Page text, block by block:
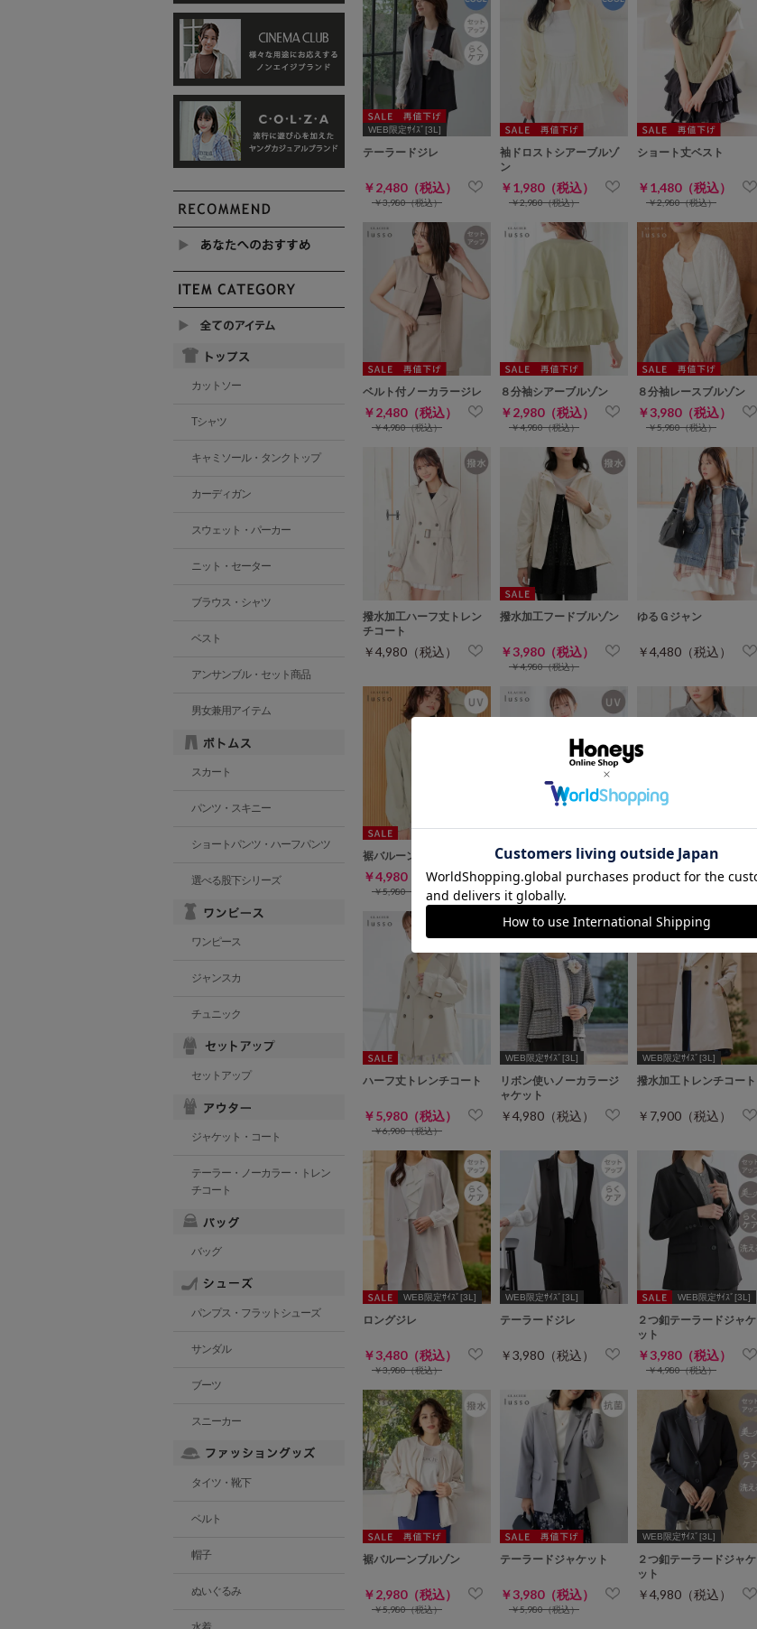
WEB限定ｻｲｽﾞ[3L]
テーラードジレ
￥2,480（税込）
￥3,980（税込）
袖ドロストシアーブルゾ
ン
￥1,980（税込）
￥2,980（税込）
ショート丈ベスト
￥1,480（税込）
￥2,980（税込）
ベルト付ノーカラージレ
￥2,480（税込）
￥4,980（税込）
８分袖シアーブルゾン
￥2,980（税込）
￥4,980（税込）
８分袖レースブルゾン
￥3,980（税込）
￥5,980（税込）
撥水加工ハーフ丈トレン
チコート
￥4,980（税込）
撥水加工フードブルゾン
￥3,980（税込）
￥4,980（税込）
ゆるＧジャン
￥4,480（税込）
裾バルーンブルゾン
￥4,980（税込）
￥5,980（税込）
撥水加工フードブルゾン
￥6,900（税込）
￥7,900（税込）
ショート丈Ｇジャン
￥3,980（税込）
ハーフ丈トレンチコート
￥5,980（税込）
￥6,900（税込）
WEB限定ｻｲｽﾞ[3L]
リボン使いノーカラージ
ャケット
￥4,980（税込）
WEB限定ｻｲｽﾞ[3L]
撥水加工トレンチコート
￥7,900（税込）
WEB限定ｻｲｽﾞ[3L]
ロングジレ
￥3,480（税込）
￥3,980（税込）
WEB限定ｻｲｽﾞ[3L]
テーラードジレ
￥3,980（税込）
WEB限定ｻｲｽﾞ[3L]
２つ釦テーラードジャケ
ット
￥3,980（税込）
￥4,980（税込）
裾バルーンブルゾン
￥2,980（税込）
￥5,980（税込）
テーラードジャケット
￥3,980（税込）
￥5,980（税込）
WEB限定ｻｲｽﾞ[3L]
２つ釦テーラードジャケ
ット
￥4,980（税込）
カットソー
Tシャツ
キャミソール・タンクトップ
カーディガン
スウェット・パーカー
ニット・セーター
ブラウス・シャツ
ベスト
アンサンブル・セット商品
男女兼用アイテム
スカート
パンツ・スキニー
ショートパンツ・ハーフパンツ
選べる股下シリーズ
ワンピース
ジャンスカ
チュニック
セットアップ
ジャケット・コート
テーラー・ノーカラー・トレン
チコート
バッグ
パンプス・フラットシューズ
サンダル
ブーツ
スニーカー
タイツ・靴下
ベルト
帽子
ぬいぐるみ